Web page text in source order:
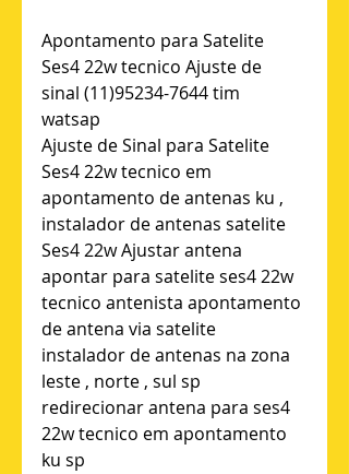
Apontamento para Satelite
Ses4 22w tecnico Ajuste de
sinal (11)95234-7644 tim
watsap
Ajuste de Sinal para Satelite
Ses4 22w tecnico em
apontamento de antenas ku ,
instalador de antenas satelite
Ses4 22w Ajustar antena
apontar para satelite ses4 22w
tecnico antenista apontamento
de antena via satelite
instalador de antenas na zona
leste , norte , sul sp
redirecionar antena para ses4
22w tecnico em apontamento
ku sp